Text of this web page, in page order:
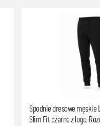
Spodnie dresowe męskie
Slim Fit czarne z logo,